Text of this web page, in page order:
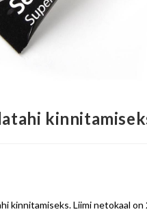
kinnitamiseks. Liimi netokaal on